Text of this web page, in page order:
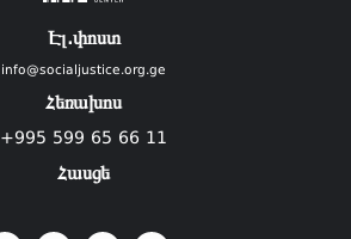
Էլ.փոստ
info@socialjustice.org.ge
Հեռախոս
+995 599 65 66 11
Հասցե